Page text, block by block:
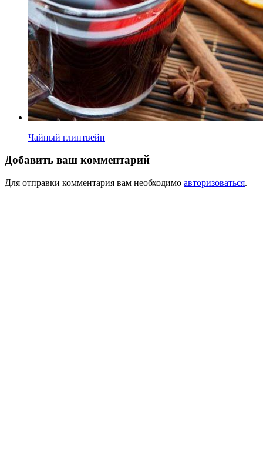
Чайный глинтвейн
Добавить ваш комментарий
Для отправки комментария вам необходимо авторизоваться.